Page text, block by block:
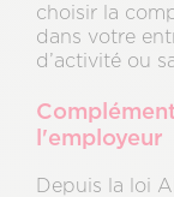
choisir la
dans votre
d’activité ou
l'employeur
Depuis la loi